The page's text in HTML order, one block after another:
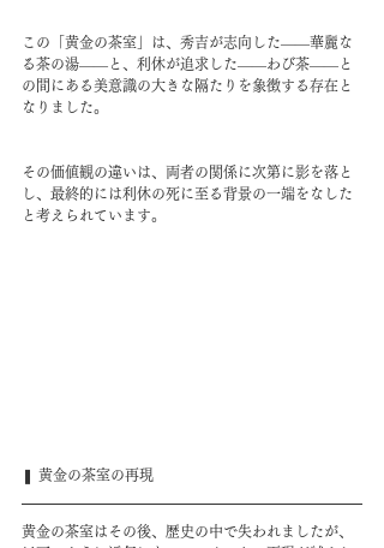
この「黄金の茶室」は、秀吉が志向した――華麗な
る茶の湯――と、利休が追求した――わび茶――と
の間にある美意識の大きな隔たりを象徴する存在と
なりました。
その価値観の違いは、両者の関係に次第に影を落と
し、最終的には利休の死に至る背景の一端をなした
と考えられています。
❚ ​黄金の茶室の再現
​黄金の茶室はその後、歴史の中で失われましたが、